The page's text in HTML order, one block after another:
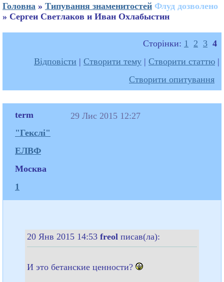
Головна » Типування знаменитостей Флуд дозволено
» Сергеи Светлаков и Иван Охлабыстин
Сторінки: 1 2 3 4
Відповісти | Створити тему | Створити статтю |
Створити опитування
term
"Гекслі"
ЕЛВФ
Москва
1
29 Лис 2015 12:27
20 Янв 2015 14:53 freol писав(ла):
И это бетанские ценности?